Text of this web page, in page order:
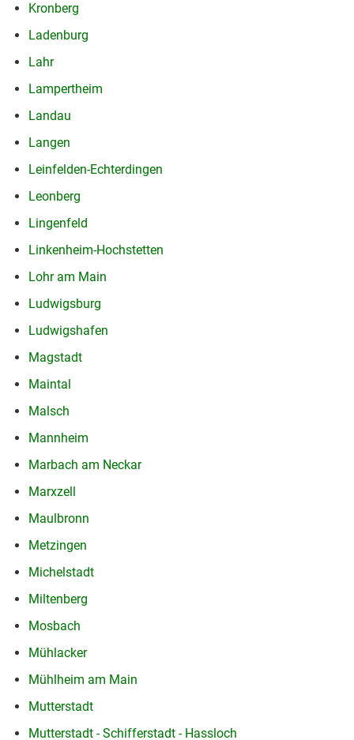
Kronberg
Ladenburg
Lahr
Lampertheim
Landau
Langen
Leinfelden-Echterdingen
Leonberg
Lingenfeld
Linkenheim-Hochstetten
Lohr am Main
Ludwigsburg
Ludwigshafen
Magstadt
Maintal
Malsch
Mannheim
Marbach am Neckar
Marxzell
Maulbronn
Metzingen
Michelstadt
Miltenberg
Mosbach
Mühlacker
Mühlheim am Main
Mutterstadt
Mutterstadt - Schifferstadt - Hassloch